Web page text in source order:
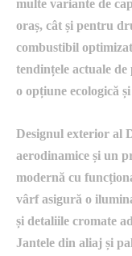
multe variante de
oraș, cât și pentru
combustibil
tendințele actuale
o opțiune ecologică
Designul exterior al
aerodinamice și un
modernă cu
vârf asigură o
și detaliile cromate
Jantele din aliaj și